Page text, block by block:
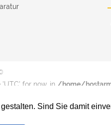
for now. in /home/
for now. in
Sind Sie damit